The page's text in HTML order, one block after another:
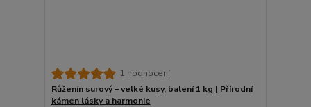
1 hodnocení
Růženín surový – velké kusy, balení 1 kg | Přírodní
kámen lásky a harmonie